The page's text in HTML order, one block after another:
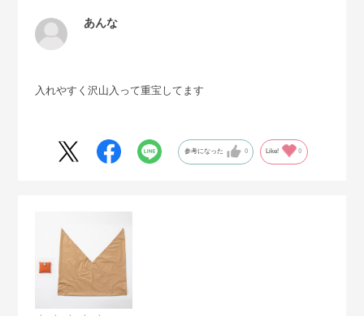
あんな
入れやすく沢山入って重宝してます
参考になった 0 Like! 0